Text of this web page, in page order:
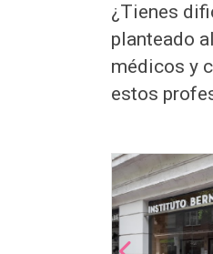
¿Tienes
planteado
médicos y
estos